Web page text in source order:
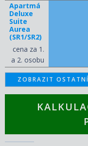
Apartmá
Deluxe
Suite
Aurea
(SR1/SR2)
cena za 1.
a 2. osobu
ZOBRAZIT